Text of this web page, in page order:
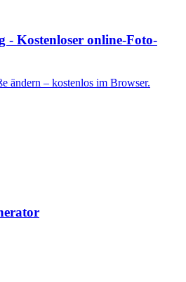
- Kostenloser online-Foto-
ändern – kostenlos im Browser.